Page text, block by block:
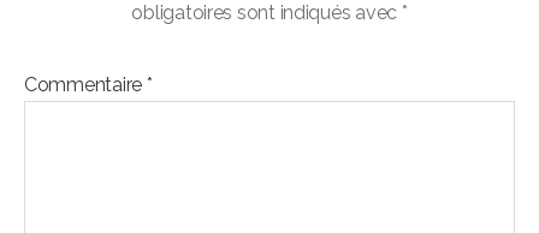
obligatoires sont indiqués avec *
Commentaire *